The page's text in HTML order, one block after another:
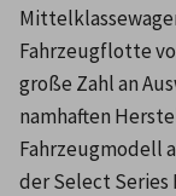
Fahrzeugflotte
große Zahl an
namhaften
Fahrzeugmodell
der Select Series